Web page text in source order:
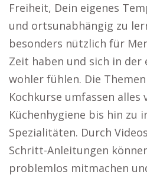
Freiheit, Dein eigenes
und ortsunabhängig zu
besonders nützlich für
Zeit haben und sich in der
wohler fühlen. Die
Kochkurse umfassen alles
Küchenhygiene bis hin zu
Spezialitäten. Durch
Schritt-Anleitungen
problemlos mitmachen